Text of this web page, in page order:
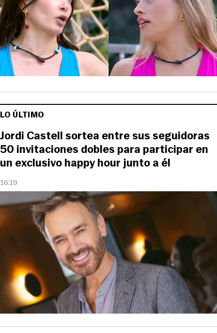
LO ÚLTIMO
16:19
Jordi Castell sortea entre sus seguidoras
50 invitaciones dobles para participar en
un exclusivo happy hour junto a él